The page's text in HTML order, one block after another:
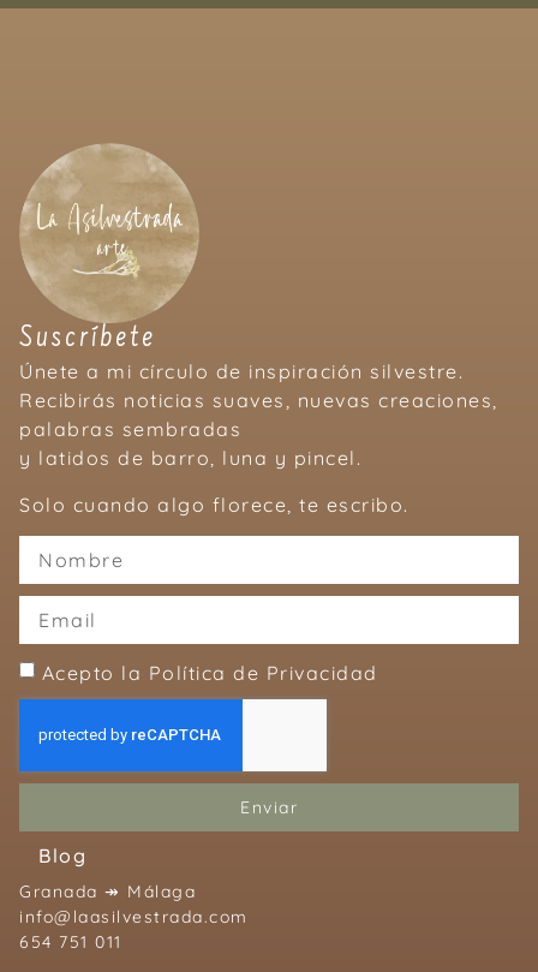
Suscríbete
Únete a mi círculo de inspiración silvestre.
Recibirás noticias suaves, nuevas creaciones,
palabras sembradas
y latidos de barro, luna y pincel.
Solo cuando algo florece, te escribo.
Acepto la Política de Privacidad
Enviar
Blog
Granada ↠ Málaga
info@laasilvestrada.com
654 751 011